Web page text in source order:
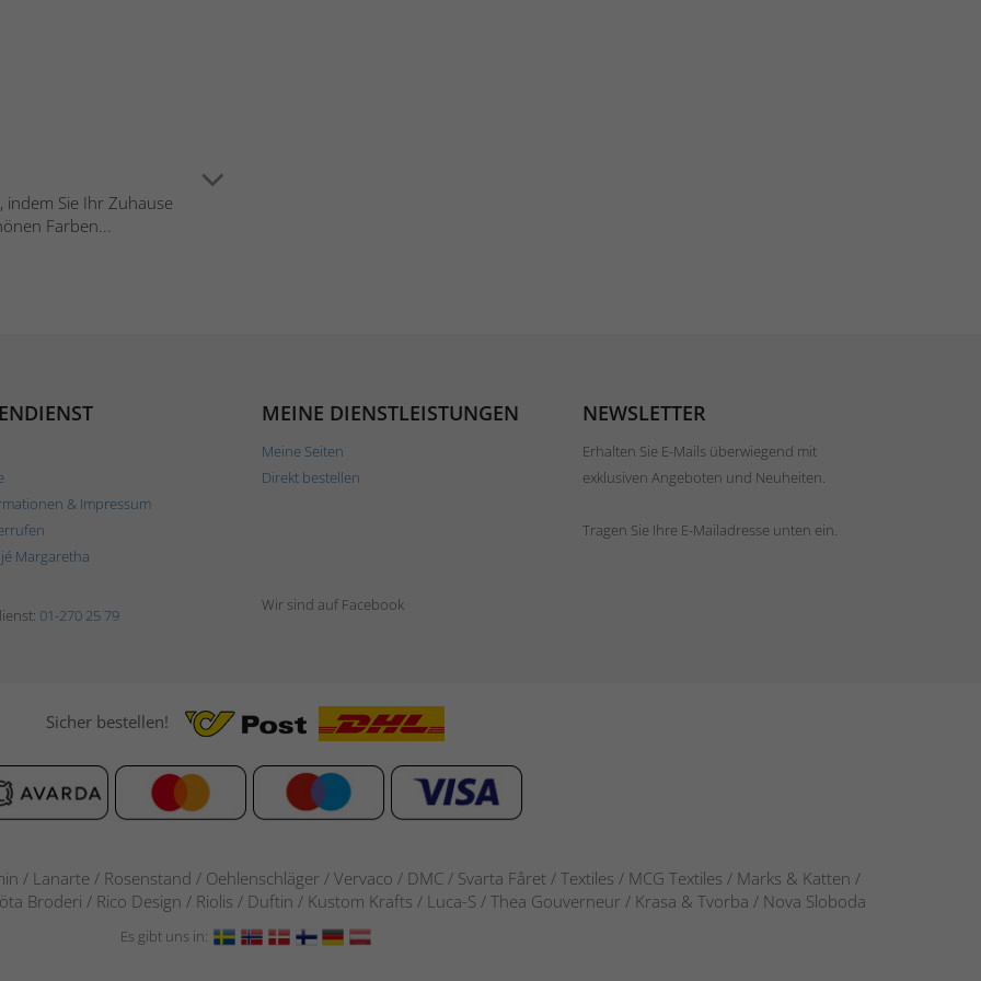
indem Sie Ihr Zuhause
Farben...
& Impressum
Margaretha
MEINE DIENSTLEISTUNGEN
Meine Seiten
Direkt bestellen
NEWSLETTER
Erhalten Sie E-Mails überwiegend mit
exklusiven Angeboten und Neuheiten.
Tragen Sie Ihre E-Mailadresse unten ein.
01-270 25 79
Wir sind auf Facebook
Sicher bestellen!
/ Lanarte / Rosenstand / Oehlenschläger / Vervaco / DMC / Svarta Fåret / Textiles / MCG Textiles / Marks & Katten /
Broderi / Rico Design / Riolis / Duftin / Kustom Krafts / Luca-S / Thea Gouverneur / Krasa & Tvorba / Nova Sloboda
Es gibt uns in: